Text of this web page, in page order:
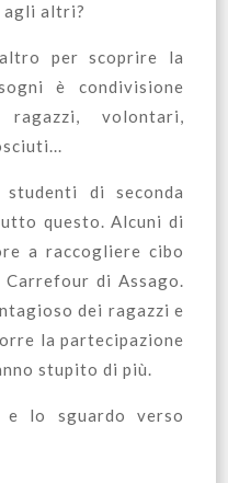
agli altri?
per scoprire la
è condivisione
volontari,
di seconda
questo. Alcuni di
a raccogliere cibo
di Assago.
dei ragazzi e
la partecipazione
stupito di più.
e lo sguardo verso